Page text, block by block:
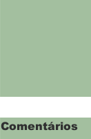
Comentários